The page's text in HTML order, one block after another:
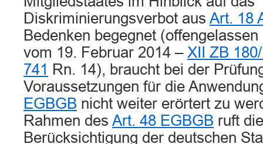
Diskriminierungsverbot aus Art. 18
Bedenken begegnet
vom 19. Februar 2014 – XII ZB
741
Rn. 14), braucht bei der
Voraussetzungen für die
EGBGB nicht weiter erörtert zu
Rahmen des Art. 48 EGBGB ruft
Berücksichtigung der deutschen